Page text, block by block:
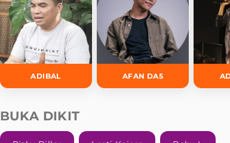
ADIBAL AFAN DA5
BUKA DIKIT